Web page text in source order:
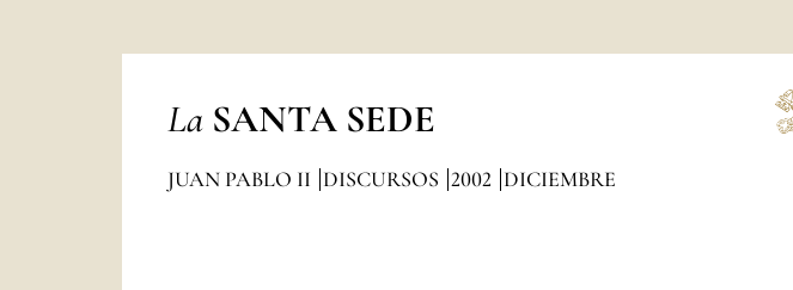
La SANTA SEDE
JUAN PABLO II DISCURSOS 2002 DICIEMBRE